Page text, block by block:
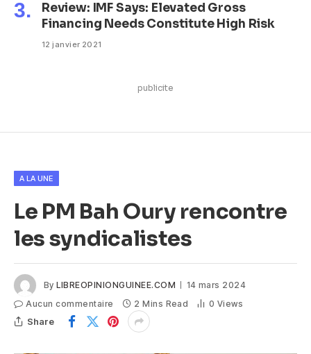
Review: IMF Says: Elevated Gross
Financing Needs Constitute High Risk
12 janvier 2021
publicite
A LA UNE
Le PM Bah Oury rencontre
les syndicalistes
By LIBREOPINIONGUINEE.COM
14 mars 2024
Aucun commentaire
2 Mins Read 0 Views
Share